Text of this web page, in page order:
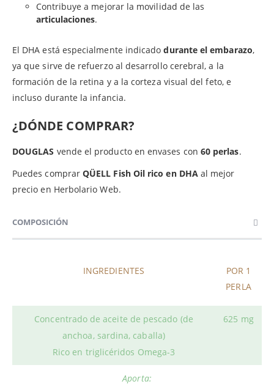
Contribuye a mejorar la movilidad de las
articulaciones.
El DHA está especialmente indicadodurante el embarazo,
ya que sirve de refuerzo al desarrollo cerebral, a la
formación de la retina y a la corteza visual del feto, e
incluso durante la infancia.
¿DÓNDE COMPRAR?
DOUGLAS vende el producto en envases con 60 perlas.
Puedes comprarQÜELL Fish Oil rico en DHAal mejor
precio en Herbolario Web.
COMPOSICIÓN
INGREDIENTES
POR 1
PERLA
Concentrado de aceite de pescado (de
anchoa, sardina, caballa)
Rico en triglicéridos Omega-3
625 mg
Aporta: